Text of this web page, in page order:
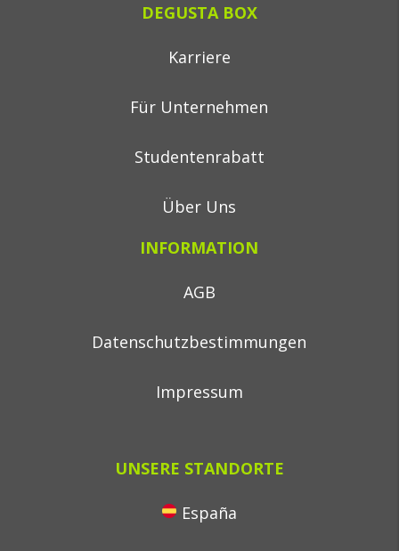
DEGUSTA BOX
Karriere
Für Unternehmen
Studentenrabatt
Über Uns
INFORMATION
AGB
Datenschutzbestimmungen
Impressum
UNSERE STANDORTE
España